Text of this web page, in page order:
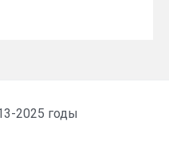
2025 годы